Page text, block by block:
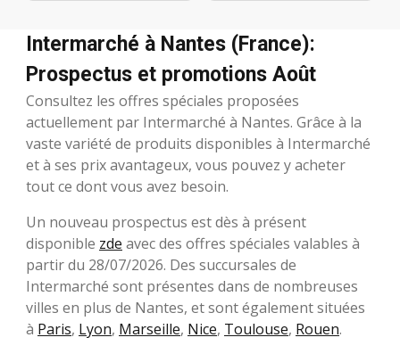
Intermarché à Nantes (France):
Prospectus et promotions Août
Consultez les offres spéciales proposées
actuellement par Intermarché à Nantes. Grâce à la
vaste variété de produits disponibles à Intermarché
et à ses prix avantageux, vous pouvez y acheter
tout ce dont vous avez besoin.
Un nouveau prospectus est dès à présent
disponible zde avec des offres spéciales valables à
partir du 28/07/2026. Des succursales de
Intermarché sont présentes dans de nombreuses
villes en plus de Nantes, et sont également situées
à Paris, Lyon, Marseille, Nice, Toulouse, Rouen.